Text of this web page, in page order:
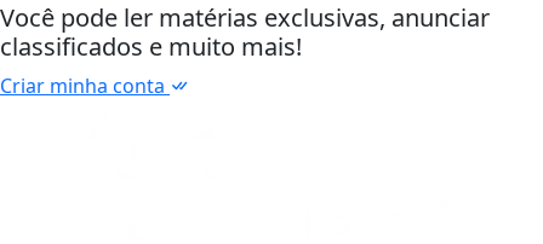
Você pode ler matérias exclusivas, anunciar
classificados e muito mais!
Criar minha conta